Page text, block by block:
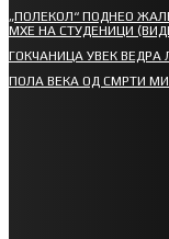
„ПОЛЕКОЛ“ ПОДНЕО
МХЕ НА СТУДЕНИЦИ
ГОКЧАНИЦА УВЕК ВЕДРА
ПОЛА ВЕКА ОД СМРТИ